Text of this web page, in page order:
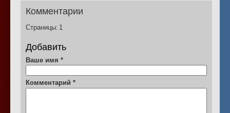
Комментарии
Страницы: 1
Добавить
Ваше имя *
Комментарий *